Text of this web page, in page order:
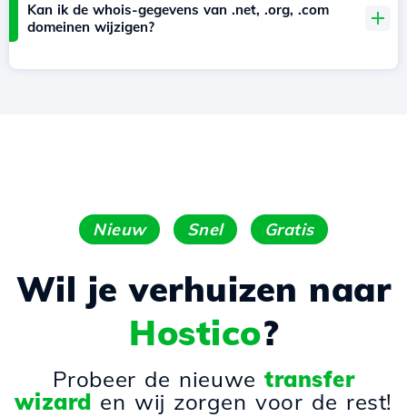
Kan ik de whois-gegevens van .net, .org, .com
domeinen wijzigen?
Nieuw Snel Gratis
Wil je verhuizen naar
Hostico?
Probeer de nieuwetransfer
wizard en wij zorgen voor de rest!